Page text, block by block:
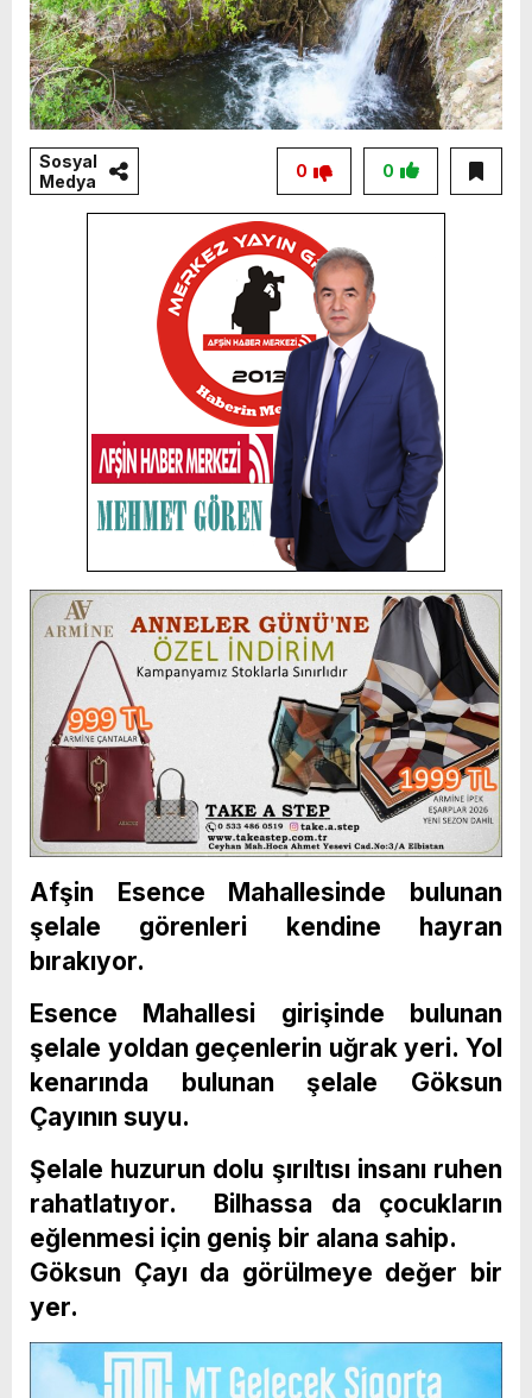
Sosyal
Medya
0
0
Afşin Esence Mahallesinde bulunan
şelale görenleri kendine hayran
bırakıyor.
Esence Mahallesi girişinde bulunan
şelale yoldan geçenlerin uğrak yeri. Yol
kenarında bulunan şelale Göksun
Çayının suyu.
Şelale huzurun dolu şırıltısı insanı ruhen
rahatlatıyor. Bilhassa da çocukların
eğlenmesi için geniş bir alana sahip.
Göksun Çayı da görülmeye değer bir
yer.